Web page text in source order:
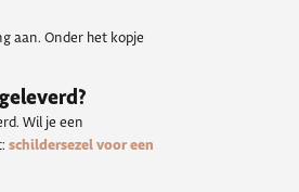
aan. Onder het kopje
Wil je een
schildersezel voor een